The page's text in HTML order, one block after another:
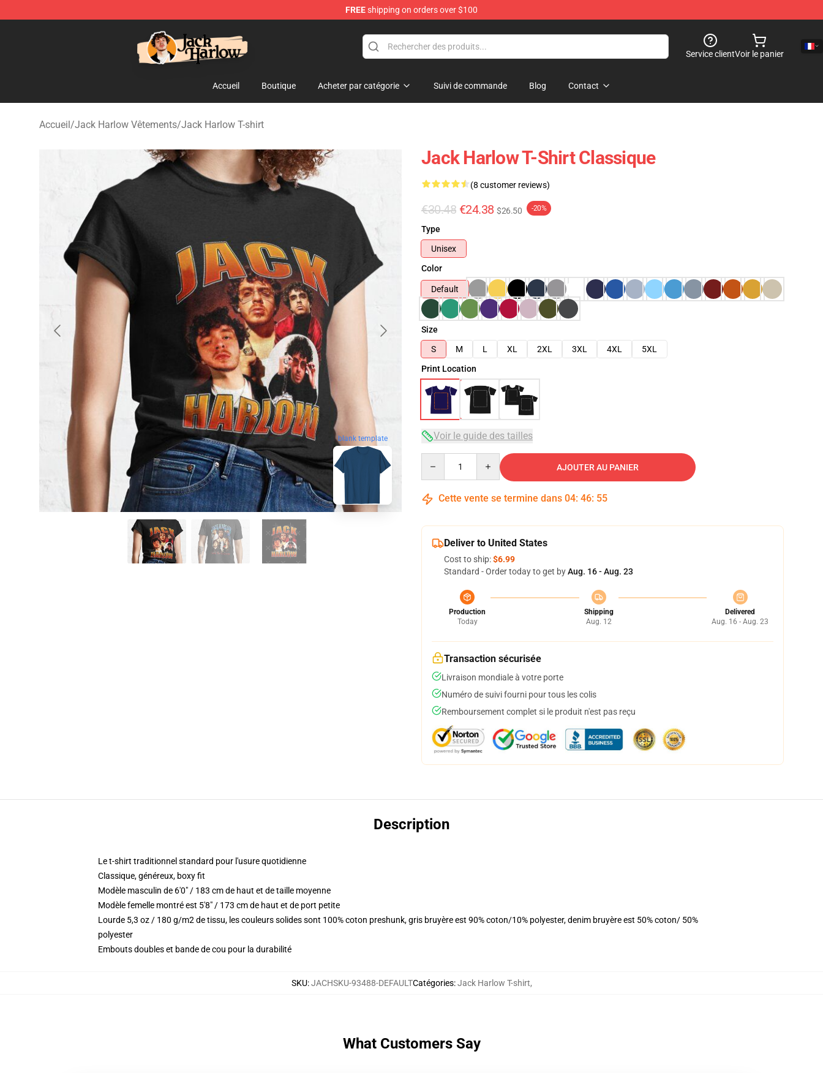
FREEshipping on orders over $100
Jack Harlow Shop - Official Jack Harlow Merchandise Store
Service clientVoir le panier
Accueil Boutique Acheter par catégorie Suivi de commande Blog Contact
Accueil/Jack Harlow Vêtements/Jack Harlow T-shirt
blank template
Jack Harlow T-Shirt Classique
(8 customer reviews)
€30.48 €24.38 $26.50 -20%
Type
Unisex
Color
Default
Size
S
M L XL 2XL 3XL 4XL
5XL
Print Location
Voir le guide des tailles
AJOUTER AU PANIER
Cette vente se termine dans 04: 46: 54
Deliver to United States
Cost to ship:$6.99
Standard - Order today to get byAug. 16 - Aug. 23
Production
Today
Shipping
Aug. 12
Delivered
Aug. 16 - Aug. 23
Transaction sécurisée
Livraison mondiale à votre porte
Numéro de suivi fourni pour tous les colis
Remboursement complet si le produit n'est pas reçu
Description
Le t-shirt traditionnel standard pour l'usure quotidienne
Classique, généreux, boxy fit
Modèle masculin de 6'0" / 183 cm de haut et de taille moyenne
Modèle femelle montré est 5'8" / 173 cm de haut et de port petite
Lourde 5,3 oz / 180 g/m2 de tissu, les couleurs solides sont 100% coton preshunk, gris bruyère est 90% coton/10% polyester, denim bruyère est 50% coton/ 50%
polyester
Embouts doubles et bande de cou pour la durabilité
SKU:JACHSKU-93488-DEFAULTCatégories:Jack Harlow T-shirt,
What Customers Say